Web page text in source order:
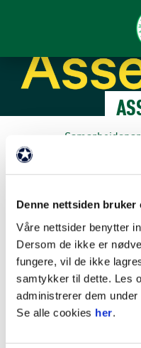
Denne nettsiden bruker
Våre nettsider benytter
Dersom de ikke er
fungere, vil de ikke
samtykker til dette. Les
administrerer dem under
Se alle cookies her.
Webadresse: